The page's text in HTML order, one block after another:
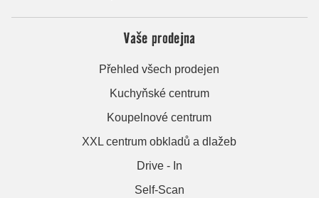
Vaše prodejna
Přehled všech prodejen
Kuchyňské centrum
Koupelnové centrum
XXL centrum obkladů a dlažeb
Drive - In
Self-Scan